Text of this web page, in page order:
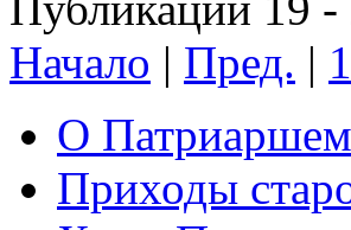
Начало | Пред. | 1
О
Приходы